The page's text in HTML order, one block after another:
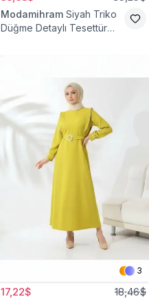
Modamihram Siyah Triko
Düğme Detaylı Tesettür
3
17,22$ 18,46$